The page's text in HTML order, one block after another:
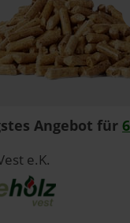
Angebot für
e.K.